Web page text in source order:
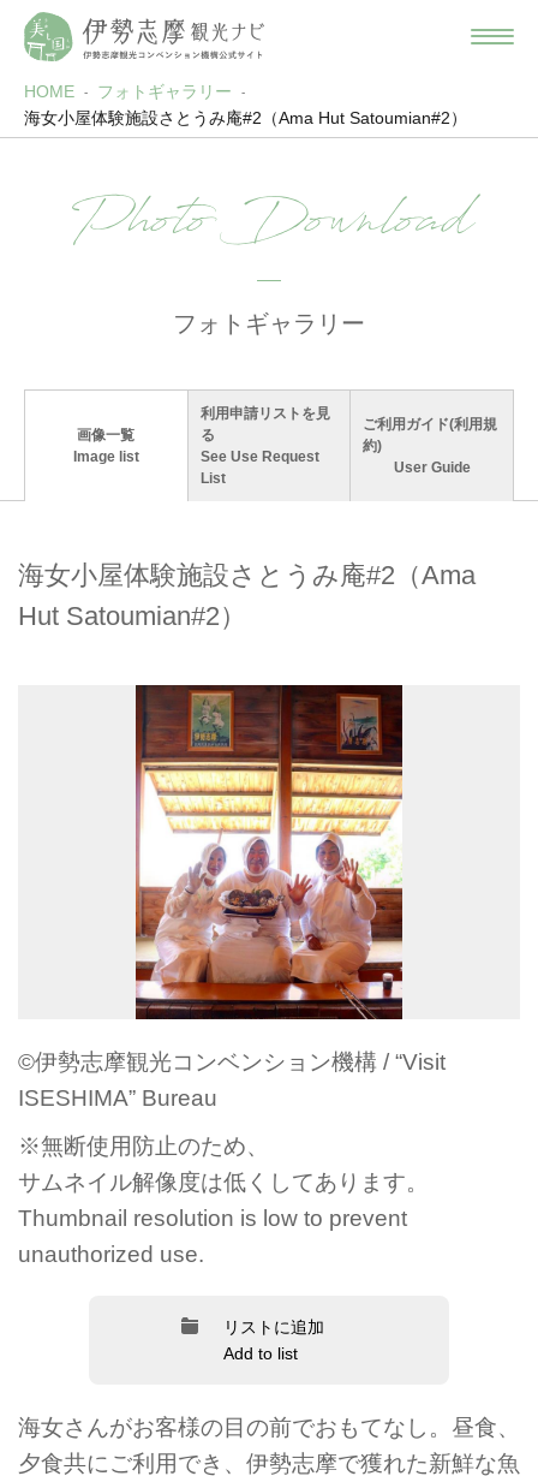
HOME
フォトギャラリー
海女小屋体験施設さとうみ庵#2（Ama Hut Satoumian#2）
Photo Download
フォトギャラリー
画像一覧
Image list
利用申請リストを見
る
See Use Request
List
ご利用ガイド(利用規
約)
User Guide
海女小屋体験施設さとうみ庵#2（Ama
Hut Satoumian#2）
©伊勢志摩観光コンベンション機構 / “Visit
ISESHIMA” Bureau
※無断使用防止のため、
サムネイル解像度は低くしてあります。
Thumbnail resolution is low to prevent
unauthorized use.
リストに追加
Add to list
海女さんがお客様の目の前でおもてなし。昼食、
夕食共にご利用でき、伊勢志摩で獲れた新鮮な魚